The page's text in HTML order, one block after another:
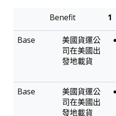
轉
1
美國貨運公
司在美國出
發地載貨
美國貨運公
司在美國出
發地載貨